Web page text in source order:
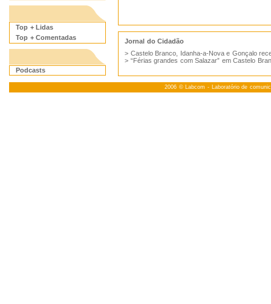
Top + Lidas
Top + Comentadas
Podcasts
Jornal do Cidadão
> Castelo Branco, Idanha-a-Nova e Gonçalo
> “Férias grandes com Salazar” em Castelo
2006 © Labcom - Laboratório de